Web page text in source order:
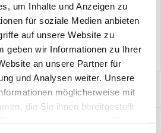
um Inhalte und Anzeigen zu
für soziale Medien anbieten
auf unsere Website zu
geben wir Informationen zu Ihrer
an unsere Partner für
und Analysen weiter. Unsere
möglicherweise mit
die Sie ihnen bereitgestellt
Elegantes Kristall-
Champagnerglas „Line“,
mundgeblasen.